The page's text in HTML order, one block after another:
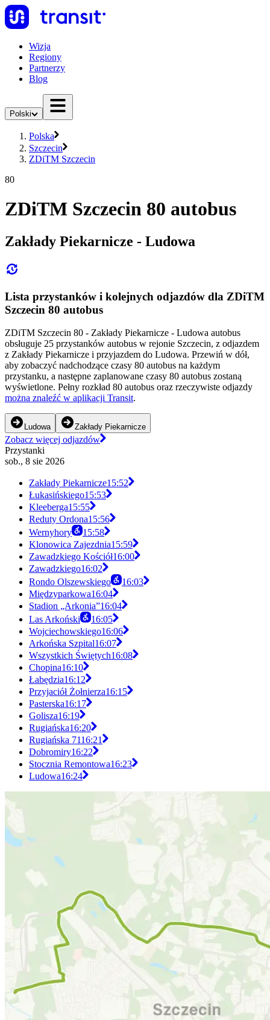
Wizja
Regiony
Partnerzy
Blog
Polski
Polska
Szczecin
ZDiTM Szczecin
80
ZDiTM Szczecin 80 autobus
Zakłady Piekarnicze - Ludowa
Lista przystanków i kolejnych odjazdów dla ZDiTM
Szczecin 80 autobus
ZDiTM Szczecin 80 - Zakłady Piekarnicze - Ludowa autobus
obsługuje 25 przystanków autobus w rejonie Szczecin, z odjazdem
z Zakłady Piekarnicze i przyjazdem do Ludowa. Przewiń w dół,
aby zobaczyć nadchodzące czasy 80 autobus na każdym
przystanku, a następne zaplanowane czasy 80 autobus zostaną
wyświetlone. Pełny rozkład 80 autobus oraz rzeczywiste odjazdy
można znaleźć w aplikacji Transit.
Ludowa Zakłady Piekarnicze
Zobacz więcej odjazdów
Przystanki
sob., 8 sie 2026
Zakłady Piekarnicze15:52
Łukasińskiego15:53
Kleeberga15:55
Reduty Ordona15:56
Wernyhory
15:58
Klonowica Zajezdnia15:59
Zawadzkiego Kościół16:00
Zawadzkiego16:02
Rondo Olszewskiego
16:03
Międzyparkowa16:04
Stadion „Arkonia”16:04
Las Arkoński
16:05
Wojciechowskiego16:06
Arkońska Szpital16:07
Wszystkich Świętych16:08
Chopina16:10
Łabędzia16:12
Przyjaciół Żołnierza16:15
Pasterska16:17
Golisza16:19
Rugiańska16:20
Rugiańska 7116:21
Dobromiry16:22
Stocznia Remontowa16:23
Ludowa16:24